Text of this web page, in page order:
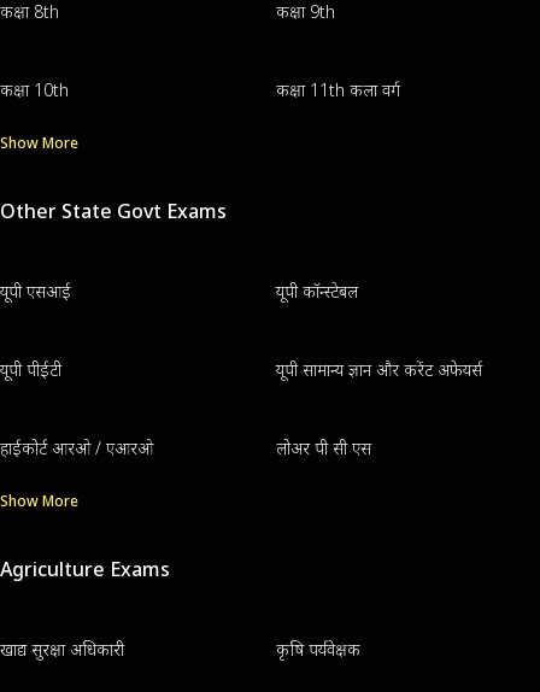
कक्षा 8th कक्षा 9th
कक्षा 10th कक्षा 11th कला वर्ग
Show More
Other State Govt Exams
यूपी एसआई यूपी कॉन्स्टेबल
यूपी पीईटी यूपी सामान्य ज्ञान और करेंट अफेयर्स
हाईकोर्ट आरओ / एआरओ लोअर पी सी एस
Show More
Agriculture Exams
खाद्य सुरक्षा अधिकारी कृषि पर्यवेक्षक